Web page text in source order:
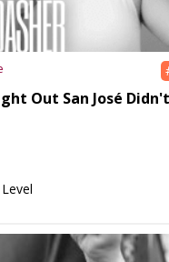
Out San José